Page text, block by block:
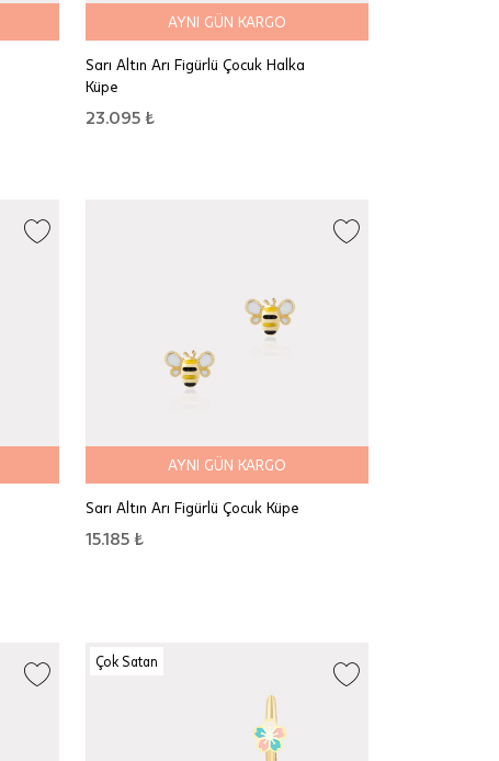
AYNI GÜN KARGO
Sarı Altın Arı Figürlü Çocuk Halka
Küpe
23.095 ₺
AYNI GÜN KARGO
Sarı Altın Arı Figürlü Çocuk Küpe
15.185 ₺
Çok Satan